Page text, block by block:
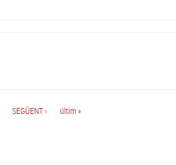
SEGÜENT › últim »